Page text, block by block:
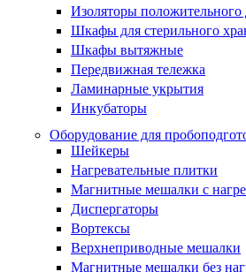
Изоляторы положительного
Шкафы для стерильного
Шкафы вытяжные
Передвижная тележка
Ламинарные укрытия
Инкубаторы
Оборудование для
Шейкеры
Нагревательные плитки
Магнитные мешалки с
Диспергаторы
Вортексы
Верхнеприводные мешалки
Магнитные мешалки без